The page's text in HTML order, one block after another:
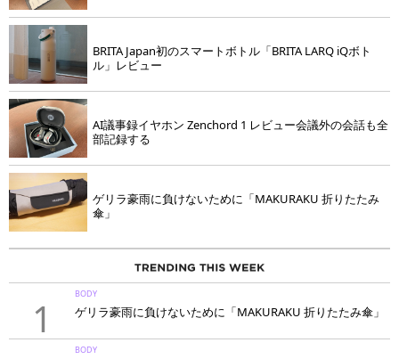
BRITA Japan初のスマートボトル「BRITA LARQ iQボト
ル」レビュー
AI議事録イヤホン Zenchord 1 レビュー会議外の会話も全
部記録する
ゲリラ豪雨に負けないために「MAKURAKU 折りたたみ
傘」
1
BODY
ゲリラ豪雨に負けないために「MAKURAKU 折りたたみ傘」
BODY